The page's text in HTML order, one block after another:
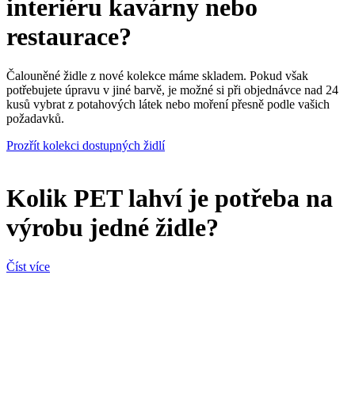
interiéru kavárny nebo
restaurace?
Čalouněné židle z nové kolekce máme skladem. Pokud však
potřebujete úpravu v jiné barvě, je možné si při objednávce nad 24
kusů vybrat z potahových látek nebo moření přesně podle vašich
požadavků.
Prozřít kolekci dostupných židlí
Kolik PET lahví je potřeba na
výrobu jedné židle?
Číst více